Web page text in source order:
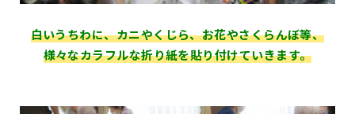
白いうちわに、カニやくじら、お花やさくらんぼ等、
様々なカラフルな折り紙を貼り付けていきます。